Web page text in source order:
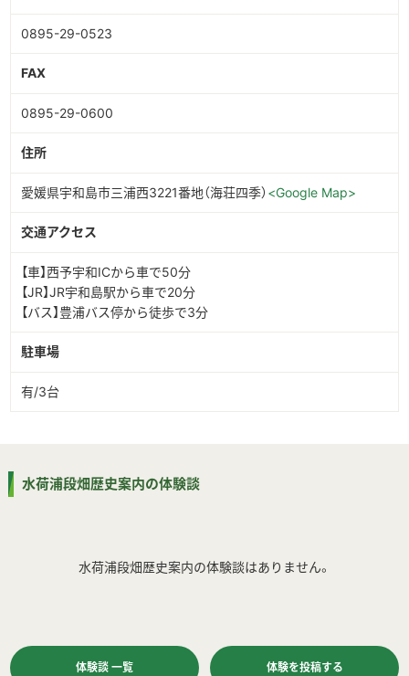
0895-29-0523
FAX
0895-29-0600
住所
愛媛県宇和島市三浦西3221番地（海荘四季） <Google Map>
交通アクセス
【車】西予宇和ICから車で50分
【JR】JR宇和島駅から車で20分
【バス】豊浦バス停から徒歩で3分
駐車場
有/3台
水荷浦段畑歴史案内の体験談
水荷浦段畑歴史案内の体験談はありません。
体験談 一覧 体験を投稿する